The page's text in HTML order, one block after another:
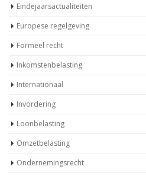
Eindejaarsactualiteiten
Europese regelgeving
Formeel recht
Inkomstenbelasting
Internationaal
Invordering
Loonbelasting
Omzetbelasting
Ondernemingsrecht